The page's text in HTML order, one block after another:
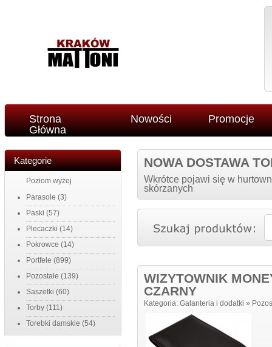
Strona
Główna
Nowości Promocje
Kategorie
Poziom wyżej
Parasole (3)
Paski (57)
Plecaczki (14)
Pokrowce (14)
Portfele (899)
Pozostałe (139)
Saszetki (60)
Torby (111)
Torebki damskie (54)
NOWA DOSTAWA
Wkrótce pojawi się w
skórzanych
WIZYTOWNIK
CZARNY
Kategoria: Galanteria i dodatki »